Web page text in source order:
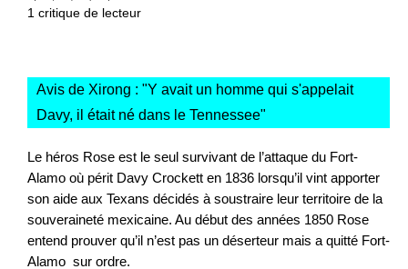
1 critique de lecteur
Avis de Xirong : "Y avait un homme qui s'appelait
Davy, il était né dans le Tennessee"
Le héros Rose est le seul survivant de l’attaque du Fort-
Alamo où périt Davy Crockett en 1836 lorsqu’il vint apporter
son aide aux Texans décidés à soustraire leur territoire de la
souveraineté mexicaine. Au début des années 1850 Rose
entend prouver qu’il n’est pas un déserteur mais a quitté Fort-
Alamo sur ordre.